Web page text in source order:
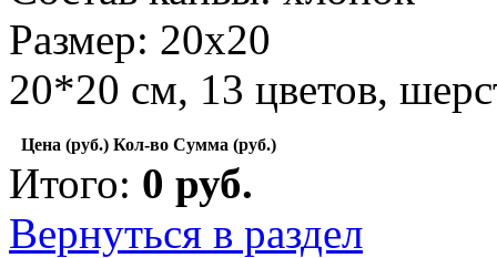
Размер: 20х20
20*20 см, 13 цветов,
Цена (руб.) Кол-во Сумма (руб.)
Итого: 0 руб.
Вернуться в раздел